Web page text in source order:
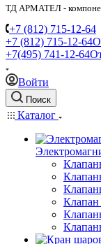
ТД АРМАТЕЛ -
+7 (812) 715-12-64
+7 (812) 715-12-64
+7(495) 741-12-64
Войти
Поиск
Каталог
Клапан